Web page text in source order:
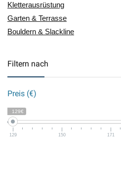
Kletterausrüstung
Garten & Terrasse
Bouldern & Slackline
Filtern nach
Preis (€)
129€
129 150 171